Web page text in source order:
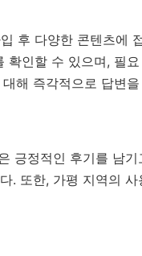
후 다양한 콘텐츠에
확인할 수 있으며, 필
해 즉각적으로 답변
긍정적인 후기를 남
. 또한, 가평 지역의